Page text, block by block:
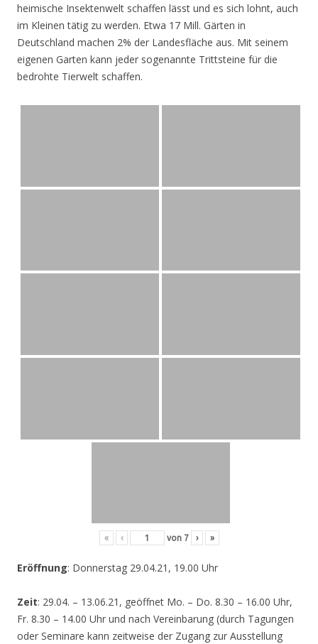
heimische Insektenwelt schaffen lässt und es sich lohnt, auch
im Kleinen tätig zu werden. Etwa 17 Mill. Gärten in
Deutschland machen 2% der Landesfläche aus. Mit seinem
eigenen Garten kann jeder sogenannte Trittsteine für die
bedrohte Tierwelt schaffen.
« ‹ von 7 › »
Eröffnung: Donnerstag 29.04.21, 19.00 Uhr
Zeit: 29.04. – 13.06.21, geöffnet Mo. – Do. 8.30 – 16.00 Uhr,
Fr. 8.30 – 14.00 Uhr und nach Vereinbarung (durch Tagungen
oder Seminare kann zeitweise der Zugang zur Ausstellung